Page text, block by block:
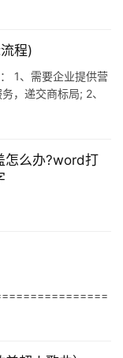
程)
1、需要企业提供营
，递交商标局; 2、
怎么办?word打